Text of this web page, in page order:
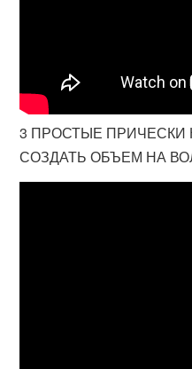
3 ПРОСТЫЕ ПРИЧЕСКИ
СОЗДАТЬ ОБЪЕМ НА